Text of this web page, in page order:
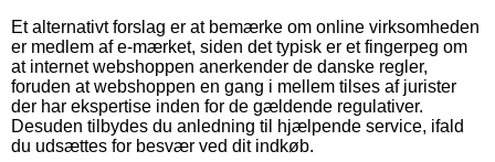
Et alternativt forslag er at bemærke om online virksomheden
er medlem af e-mærket, siden det typisk er et fingerpeg om
at internet webshoppen anerkender de danske regler,
foruden at webshoppen en gang i mellem tilses af jurister
der har ekspertise inden for de gældende regulativer.
Desuden tilbydes du anledning til hjælpende service, ifald
du udsættes for besvær ved dit indkøb.